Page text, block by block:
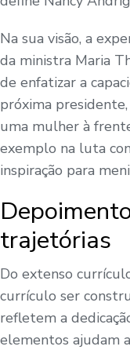
Na sua visão, a
da ministra Maria
de enfatizar a
próxima
uma mulher à
exemplo na luta
inspiração para
trajetórias
Do extenso
currículo ser
refletem a
elementos ajudam